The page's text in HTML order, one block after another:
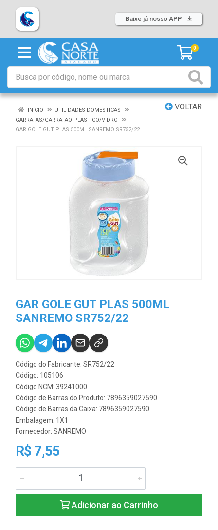
Baixe já nosso APP
0
VOLTAR
INÍCIO
UTILIDADES DOMÉSTICAS
GARRAFAS/GARRAFAO PLASTICO/VIDRO
GAR GOLE GUT PLAS 500ML SANREMO SR752/22
GAR GOLE GUT PLAS 500ML
SANREMO SR752/22
Código do Fabricante: SR752/22
Código: 105106
Código NCM: 39241000
Código de Barras do Produto: 7896359027590
Código de Barras da Caixa: 7896359027590
Embalagem: 1X1
Fornecedor: SANREMO
R$ 7,55
Adicionar ao Carrinho